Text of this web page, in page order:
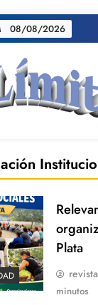
08/08/2026
Plata
minutos